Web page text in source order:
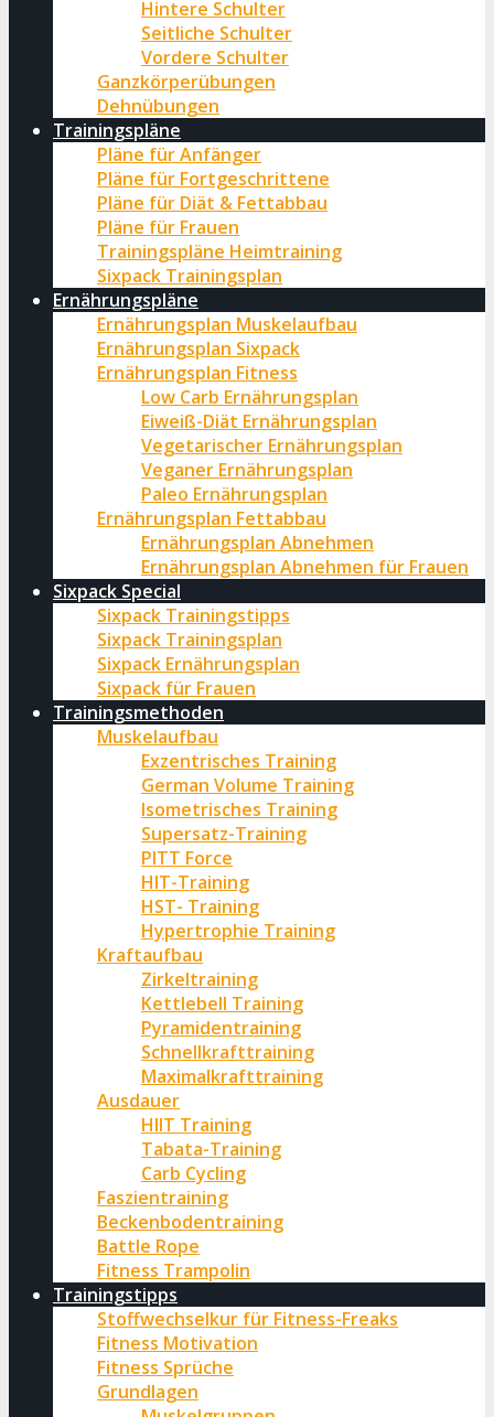
Hintere Schulter
Seitliche Schulter
Vordere Schulter
Ganzkörperübungen
Dehnübungen
Trainingspläne
Pläne für Anfänger
Pläne für Fortgeschrittene
Pläne für Diät & Fettabbau
Pläne für Frauen
Trainingspläne Heimtraining
Sixpack Trainingsplan
Ernährungspläne
Ernährungsplan Muskelaufbau
Ernährungsplan Sixpack
Ernährungsplan Fitness
Low Carb Ernährungsplan
Eiweiß-Diät Ernährungsplan
Vegetarischer Ernährungsplan
Veganer Ernährungsplan
Paleo Ernährungsplan
Ernährungsplan Fettabbau
Ernährungsplan Abnehmen
Ernährungsplan Abnehmen für Frauen
Sixpack Special
Sixpack Trainingstipps
Sixpack Trainingsplan
Sixpack Ernährungsplan
Sixpack für Frauen
Trainingsmethoden
Muskelaufbau
Exzentrisches Training
German Volume Training
Isometrisches Training
Supersatz-Training
PITT Force
HIT-Training
HST- Training
Hypertrophie Training
Kraftaufbau
Zirkeltraining
Kettlebell Training
Pyramidentraining
Schnellkrafttraining
Maximalkrafttraining
Ausdauer
HIIT Training
Tabata-Training
Carb Cycling
Faszientraining
Beckenbodentraining
Battle Rope
Fitness Trampolin
Trainingstipps
Stoffwechselkur für Fitness-Freaks
Fitness Motivation
Fitness Sprüche
Grundlagen